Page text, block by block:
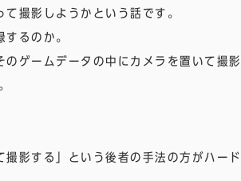
撮影しようかという話です。
るのか。
ゲームデータの中にカメラを置いて撮影
影する」という後者の手法の方がハー